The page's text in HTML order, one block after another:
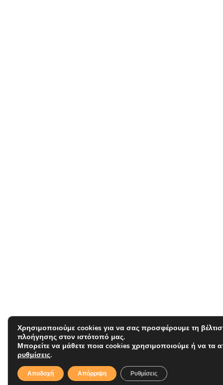
Χρησιμοποιούμε cookies για να σας προσφέρουμε τη
πλοήγησης στον ιστότοπό μας.
Μπορείτε να μάθετε ποια cookies χρησιμοποιούμε ή να τα
ρυθμίσεις.
Αποδοχή Απόρριψη Ρυθμίσεις